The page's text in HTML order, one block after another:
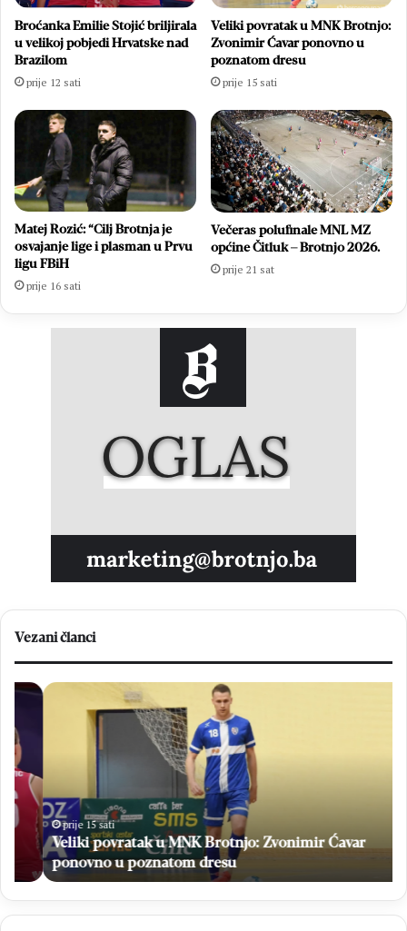
Broćanka Emilie Stojić briljirala
u velikoj pobjedi Hrvatske nad
Brazilom
prije 12 sati
Veliki povratak u MNK Brotnjo:
Zvonimir Ćavar ponovno u
poznatom dresu
prije 15 sati
Matej Rozić: “Cilj Brotnja je
osvajanje lige i plasman u Prvu
ligu FBiH
prije 16 sati
Večeras polufinale MNL MZ
općine Čitluk – Brotnjo 2026.
prije 21 sat
Vezani članci
Veliki
u
MNK
Brotnjo:
Zvonimir
Ćavar
ponovno
poznatom
dresu
prije 15 sati
Veliki povratak u MNK Brotnjo: Zvonimir Ćavar
ponovno u poznatom dresu
i
14